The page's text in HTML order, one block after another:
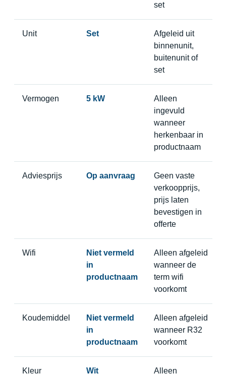
set
Unit Set
Afgeleid uit
binnenunit,
buitenunit of
set
Vermogen 5 kW
Alleen
ingevuld
wanneer
herkenbaar in
productnaam
Adviesprijs Op aanvraag
Geen vaste
verkoopprijs,
prijs laten
bevestigen in
offerte
Wifi
Niet vermeld
in
productnaam
Alleen afgeleid
wanneer de
term wifi
voorkomt
Koudemiddel
Niet vermeld
in
productnaam
Alleen afgeleid
wanneer R32
voorkomt
Kleur Wit
Alleen